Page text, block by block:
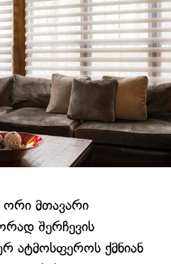
ორი მთავარი
შერჩევის
ატმოსფეროს ქმნიან